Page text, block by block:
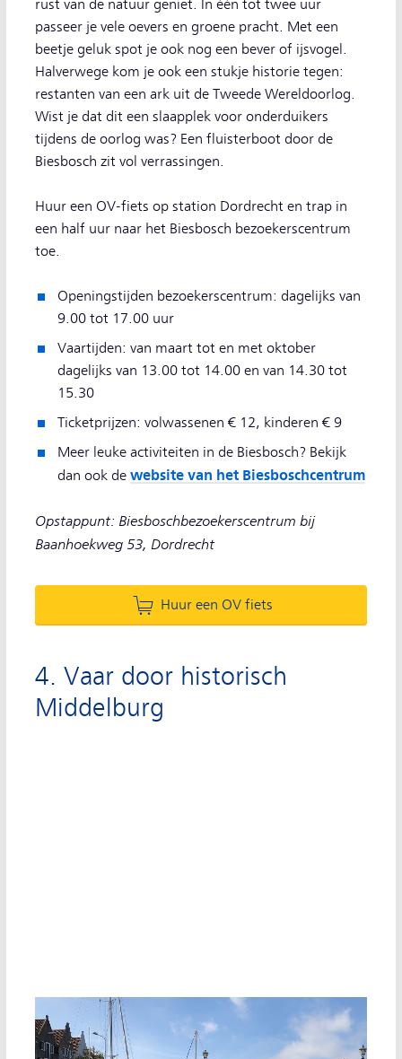
rust van de natuur geniet. In één tot twee uur
passeer je vele oevers en groene pracht. Met een
beetje geluk spot je ook nog een bever of ijsvogel.
Halverwege kom je ook een stukje historie tegen:
restanten van een ark uit de Tweede Wereldoorlog.
Wist je dat dit een slaapplek voor onderduikers
tijdens de oorlog was? Een fluisterboot door de
Biesbosch zit vol verrassingen.
Huur een OV-fiets op station Dordrecht en trap in
een half uur naar het Biesbosch bezoekerscentrum
toe.
Openingstijden bezoekerscentrum: dagelijks van
9.00 tot 17.00 uur
Vaartijden: van maart tot en met oktober
dagelijks van 13.00 tot 14.00 en van 14.30 tot
15.30
Ticketprijzen: volwassenen € 12, kinderen € 9
Meer leuke activiteiten in de Biesbosch? Bekijk
dan ook de website van het Biesboschcentrum
Opstappunt: Biesboschbezoekerscentrum bij
Baanhoekweg 53, Dordrecht
Huur een OV fiets
4. Vaar door historisch
Middelburg